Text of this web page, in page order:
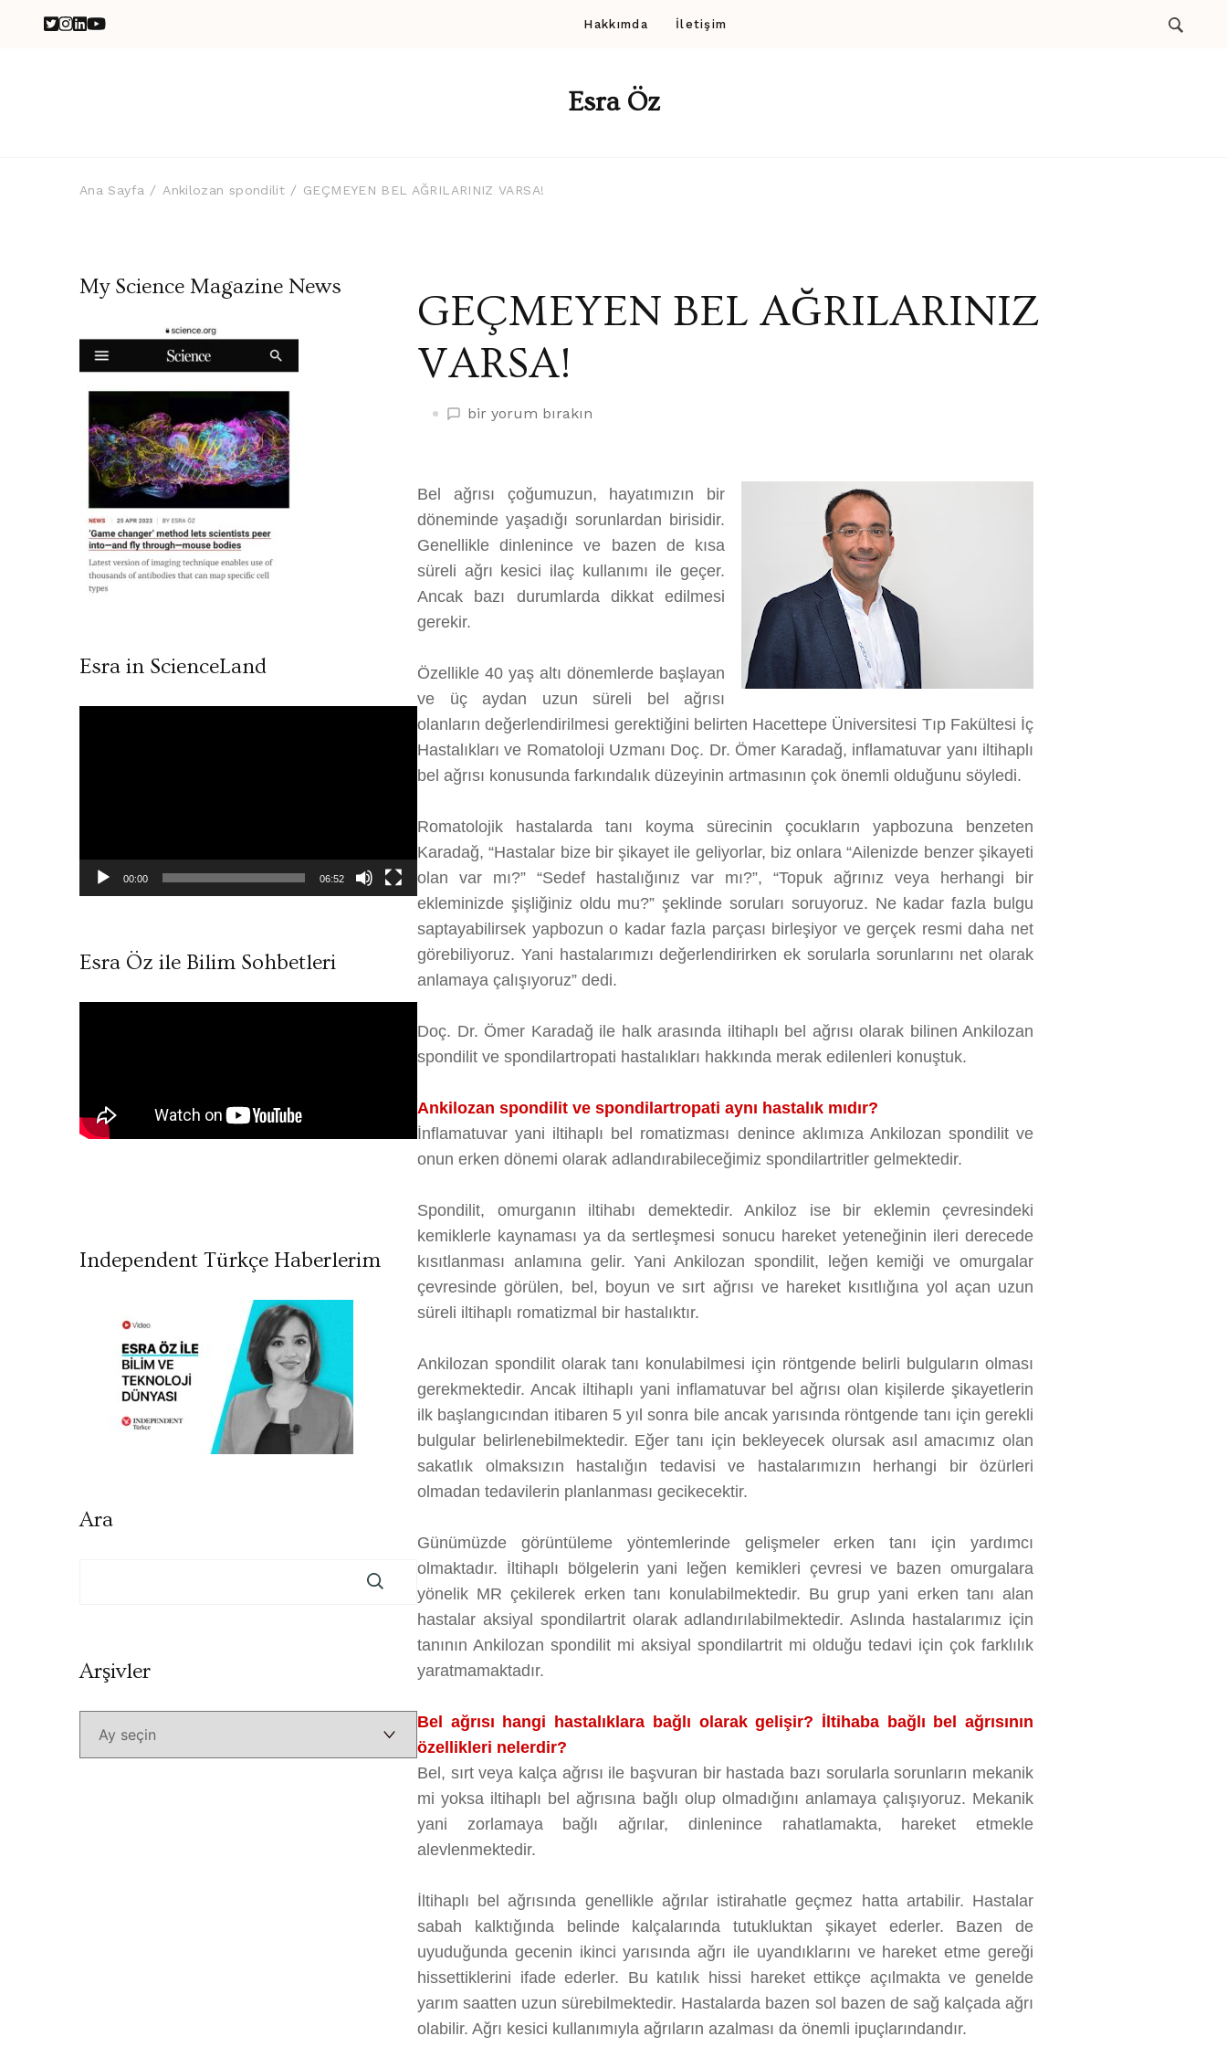
Hakkımda İletişim
Esra Öz
Ana Sayfa Ankilozan spondilit GEÇMEYEN BEL AĞRILARINIZ VARSA!
GEÇMEYEN BEL AĞRILARINIZ
VARSA!
GEÇMEYEN
üzerine
bir yorum bırakın
Bel ağrısı çoğumuzun, hayatımızın bir
döneminde yaşadığı sorunlardan birisidir.
Genellikle dinlenince ve bazen de kısa
süreli ağrı kesici ilaç kullanımı ile geçer.
Ancak bazı durumlarda dikkat edilmesi
gerekir.
Özellikle 40 yaş altı dönemlerde başlayan
ve üç aydan uzun süreli bel ağrısı
olanların değerlendirilmesi gerektiğini belirten Hacettepe Üniversitesi Tıp Fakültesi İç
Hastalıkları ve Romatoloji Uzmanı Doç. Dr. Ömer Karadağ, inflamatuvar yanı iltihaplı
bel ağrısı konusunda farkındalık düzeyinin artmasının çok önemli olduğunu söyledi.
Romatolojik hastalarda tanı koyma sürecinin çocukların yapbozuna benzeten
Karadağ, “Hastalar bize bir şikayet ile geliyorlar, biz onlara “Ailenizde benzer şikayeti
olan var mı?” “Sedef hastalığınız var mı?”, “Topuk ağrınız veya herhangi bir
ekleminizde şişliğiniz oldu mu?” şeklinde soruları soruyoruz. Ne kadar fazla bulgu
saptayabilirsek yapbozun o kadar fazla parçası birleşiyor ve gerçek resmi daha net
görebiliyoruz. Yani hastalarımızı değerlendirirken ek sorularla sorunlarını net olarak
anlamaya çalışıyoruz” dedi.
Doç. Dr. Ömer Karadağ ile halk arasında iltihaplı bel ağrısı olarak bilinen Ankilozan
spondilit ve spondilartropati hastalıkları hakkında merak edilenleri konuştuk.
Ankilozan spondilit ve spondilartropati aynı hastalık mıdır?
İnflamatuvar yani iltihaplı bel romatizması denince aklımıza Ankilozan spondilit ve
onun erken dönemi olarak adlandırabileceğimiz spondilartritler gelmektedir.
Spondilit, omurganın iltihabı demektedir. Ankiloz ise bir eklemin çevresindeki
kemiklerle kaynaması ya da sertleşmesi sonucu hareket yeteneğinin ileri derecede
kısıtlanması anlamına gelir. Yani Ankilozan spondilit, leğen kemiği ve omurgalar
çevresinde görülen, bel, boyun ve sırt ağrısı ve hareket kısıtlığına yol açan uzun
süreli iltihaplı romatizmal bir hastalıktır.
Ankilozan spondilit olarak tanı konulabilmesi için röntgende belirli bulguların olması
gerekmektedir. Ancak iltihaplı yani inflamatuvar bel ağrısı olan kişilerde şikayetlerin
ilk başlangıcından itibaren 5 yıl sonra bile ancak yarısında röntgende tanı için gerekli
bulgular belirlenebilmektedir. Eğer tanı için bekleyecek olursak asıl amacımız olan
sakatlık olmaksızın hastalığın tedavisi ve hastalarımızın herhangi bir özürleri
olmadan tedavilerin planlanması gecikecektir.
Günümüzde görüntüleme yöntemlerinde gelişmeler erken tanı için yardımcı
olmaktadır. İltihaplı bölgelerin yani leğen kemikleri çevresi ve bazen omurgalara
yönelik MR çekilerek erken tanı konulabilmektedir. Bu grup yani erken tanı alan
hastalar aksiyal spondilartrit olarak adlandırılabilmektedir. Aslında hastalarımız için
tanının Ankilozan spondilit mi aksiyal spondilartrit mi olduğu tedavi için çok farklılık
yaratmamaktadır.
Bel ağrısı hangi hastalıklara bağlı olarak gelişir? İltihaba bağlı bel ağrısının
özellikleri nelerdir?
Bel, sırt veya kalça ağrısı ile başvuran bir hastada bazı sorularla sorunların mekanik
mi yoksa iltihaplı bel ağrısına bağlı olup olmadığını anlamaya çalışıyoruz. Mekanik
yani zorlamaya bağlı ağrılar, dinlenince rahatlamakta, hareket etmekle
alevlenmektedir.
İltihaplı bel ağrısında genellikle ağrılar istirahatle geçmez hatta artabilir. Hastalar
sabah kalktığında belinde kalçalarında tutukluktan şikayet ederler. Bazen de
uyuduğunda gecenin ikinci yarısında ağrı ile uyandıklarını ve hareket etme gereği
hissettiklerini ifade ederler. Bu katılık hissi hareket ettikçe açılmakta ve genelde
yarım saatten uzun sürebilmektedir. Hastalarda bazen sol bazen de sağ kalçada ağrı
olabilir. Ağrı kesici kullanımıyla ağrıların azalması da önemli ipuçlarındandır.
My Science Magazine News
Esra in ScienceLand
00:00 06:52
Esra Öz ile Bilim Sohbetleri
Independent Türkçe Haberlerim
Ara
ArşivlerArşivler